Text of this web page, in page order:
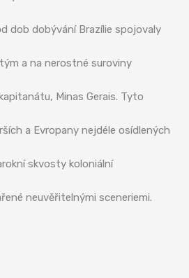
dob dobývání Brazílie spojovaly
a na nerostné suroviny
Minas Gerais. Tyto
a Evropany nejdéle osídlených
skvosty koloniální
neuvěřitelnými sceneriemi.